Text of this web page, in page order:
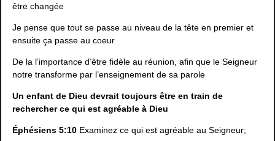
être changée
Je pense que tout se passe au niveau de la tête en premier et
ensuite ça passe au coeur
De la l’importance d’être fidèle au réunion, afin que le Seigneur
notre transforme par l’enseignement de sa parole
Un enfant de Dieu devrait toujours être en train de
rechercher ce qui est agréable à Dieu
Éphésiens 5:10 Examinez ce qui est agréable au Seigneur;